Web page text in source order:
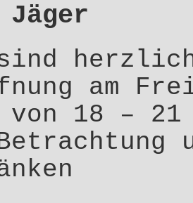
Jäger
am
von 18 – 21